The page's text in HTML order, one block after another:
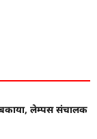
लेम्पस संचालक